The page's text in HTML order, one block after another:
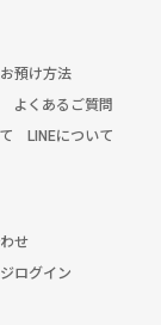
預け方法
よくあるご質問
LINEについて
せ
ログイン